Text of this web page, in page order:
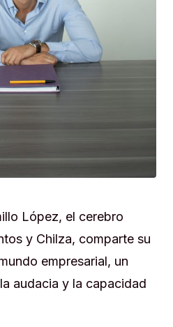
López, el cerebro
y Chilza, comparte su
empresarial, un
audacia y la capacidad